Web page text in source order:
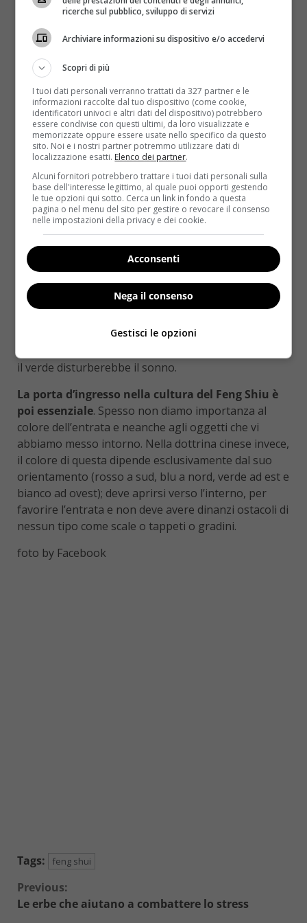
bisognerebbe cominciare dalla realizzazione della
pianta della propria casa, cosa in Italia piuttosto
difficile, a causa dei parametri standard delle
normative urbanistiche. Quindi è più semplice
applicare il metodo agli interni. Vediamo come.
Gli arredi vanno disposti in modo da non ostacolare il
flusso di energia positiva che attraversa una stanza;
evitare quindi mobili spigolosi e ingombranti.Gli
specchi non devono mancare, ma, non vanno
usati come oggetti di vanità, quanto come
superfici riflettenti di positività sui lati oscuri
della casa. E’ importante però sapere anche dove
piazzarli: mai davanti al letto, né orientati verso
porte e finestre, perché, in questo modo,
spingerebbero gli influssi positivi fuori
dall’abitazione. Per quanto riguarda invecele piante
è bene che siano tenute con cura: queste, una
volta seccate, invertirebbero il flusso di energia,
bagno, dove riequilibrano l’elemento dell’acqua, mai
il verde disturberebbe il sonno.
La porta d’ingresso nella cultura del Feng Shiu è
poi essenziale. Spesso non diamo importanza al
colore dell’entrata e neanche agli oggetti che vi
abbiamo messo intorno. Nella dottrina cinese invece,
il colore di questa dipende esclusivamente dal suo
orientamento (rosso a sud, blu a nord, verde ad est e
bianco ad ovest); deve aprirsi verso l’interno, per
favorire l’entrata e non deve avere dinanzi ostacoli di
nessun tipo come scale o tappeti o gradini.
foto by Facebook
Tags: feng shui
Continue
Previous:
Le erbe che aiutano a combattere lo stress
ricerche sul pubblico, sviluppo di servizi
Archiviare informazioni su dispositivo e/o accedervi
Scopri di più
I tuoi dati personali verranno trattati da 327 partner e le
informazioni raccolte dal tuo dispositivo (come cookie,
identificatori univoci e altri dati del dispositivo) potrebbero
essere condivise con questi ultimi, da loro visualizzate e
memorizzate oppure essere usate nello specifico da questo
sito. Noi e i nostri partner potremmo utilizzare dati di
localizzazione esatti. Elenco dei partner.
Alcuni fornitori potrebbero trattare i tuoi dati personali sulla
base dell'interesse legittimo, al quale puoi opporti gestendo
le tue opzioni qui sotto. Cerca un link in fondo a questa
pagina o nel menu del sito per gestire o revocare il consenso
nelle impostazioni della privacy e dei cookie.
Acconsenti
Nega il consenso
Gestisci le opzioni